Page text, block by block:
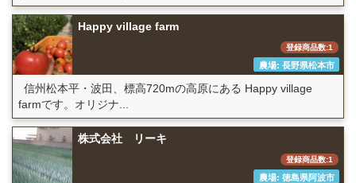
Happy village farm
登録商品数:1
農場: 長野県松本市
信州松本平・波田、標高720mの高原にある Happy village
farmです。オリジナ...
株式会社 リーキ
登録商品数:1
農場: 徳島県阿波市